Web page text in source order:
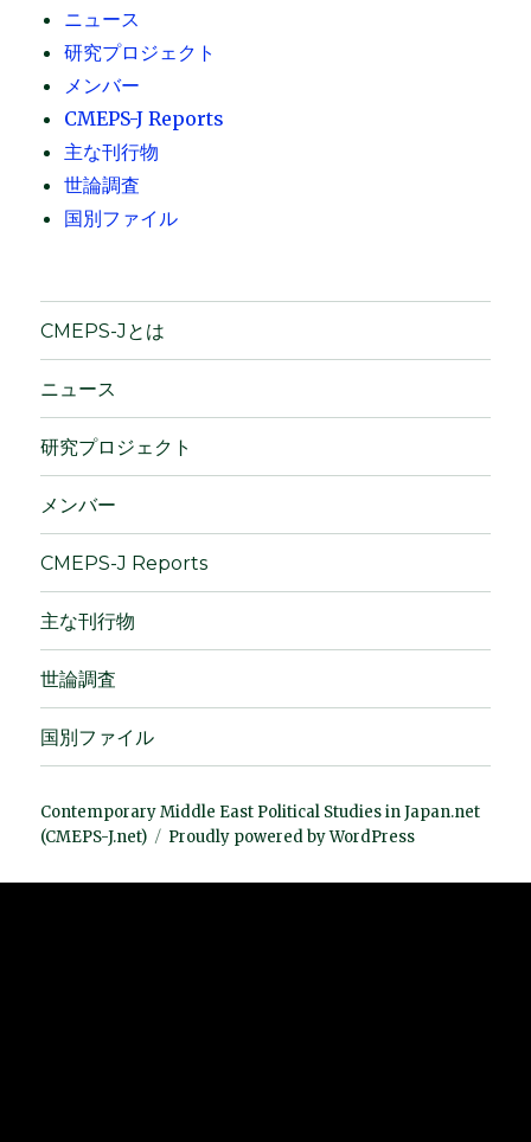
ニュース
研究プロジェクト
メンバー
CMEPS-J Reports
主な刊行物
世論調査
国別ファイル
CMEPS-Jとは
ニュース
研究プロジェクト
メンバー
CMEPS-J Reports
主な刊行物
世論調査
国別ファイル
Contemporary Middle East Political Studies in Japan.net
(CMEPS-J.net)
Proudly powered by WordPress